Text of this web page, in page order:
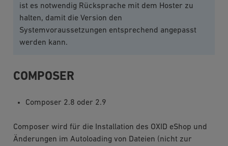
ist es notwendig Rücksprache mit dem Hoster zu
halten, damit die Version den
Systemvoraussetzungen entsprechend angepasst
werden kann.
COMPOSER
Composer 2.8 oder 2.9
Composer wird für die Installation des OXID eShop und
Änderungen im Autoloading von Dateien (nicht zur